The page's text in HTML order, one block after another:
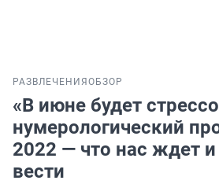
РАЗВЛЕЧЕНИЯ ОБЗОР
«В июне будет
нумерологический
2022 — что нас ждет и
вести